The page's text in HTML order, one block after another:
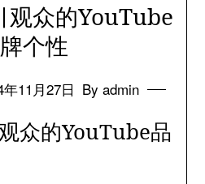
观众的YouTube
个性
11月27日 By admin
众的YouTube品